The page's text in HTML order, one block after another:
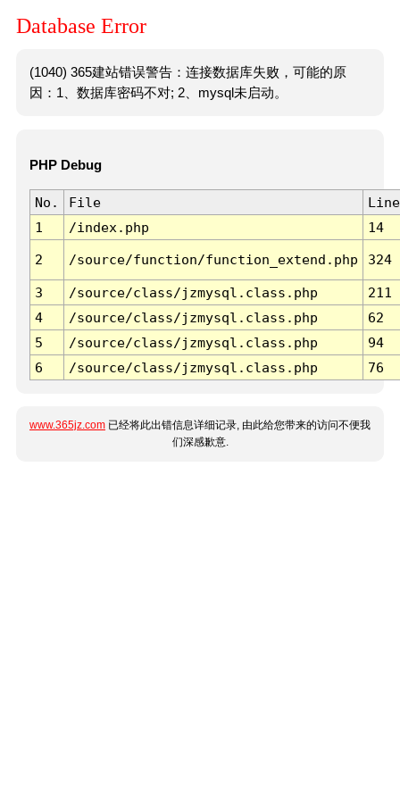
Database Error
(1040) 365建站错误警告：连接数据库失败，可能的原
因：1、数据库密码不对; 2、mysql未启动。
PHP Debug
No. File
Line
1
/index.php 14
2 /source/function/function_extend.php 324
3 /source/class/jzmysql.class.php
211
4
/source/class/jzmysql.class.php
62
5
/source/class/jzmysql.class.php
94
6
/source/class/jzmysql.class.php 76
www.365jz.com 已经将此出错信息详细记录, 由此给您带来的访问不便我
们深感歉意.